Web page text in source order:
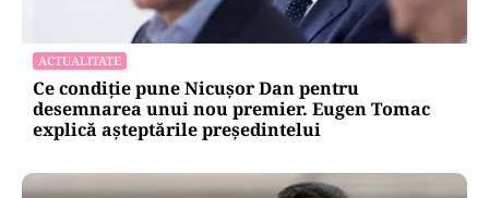
ACTUALITATE
Ce condiție pune Nicușor Dan pentru
desemnarea unui nou premier. Eugen Tomac
explică așteptările președintelui